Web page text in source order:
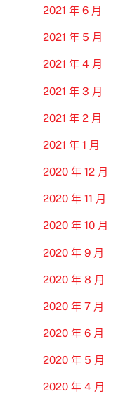
2021 年 6 月
2021 年 5 月
2021 年 4 月
2021 年 3 月
2021 年 2 月
2021 年 1 月
2020 年 12 月
2020 年 11 月
2020 年 10 月
2020 年 9 月
2020 年 8 月
2020 年 7 月
2020 年 6 月
2020 年 5 月
2020 年 4 月